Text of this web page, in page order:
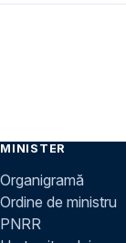
MINISTER
Organigramă
Ordine de ministru
PNRR